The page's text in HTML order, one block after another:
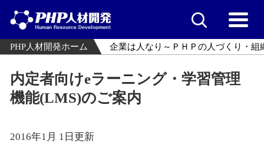
PHP人材開発ホーム 企業は人なり～ＰＨＰの人づくり・組
内定者向けeラーニング・学習管理
機能(LMS)のご案内
2016年1月 1日更新